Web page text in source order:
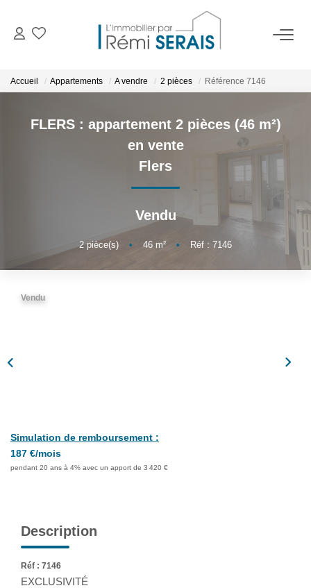
VENDRE
BIENS VENDUS
ADMINISTRATION DE BIENS
Gestion
Accueil Appartements A vendre 2 pièces Référence 7146
FLERS : appartement 2 pièces (46 m²)
en vente
Flers
Vendu
2pièce(s) • 46 m² • Réf : 7146
Vendu
Simulation de remboursement :
187 €/mois
pendant 20 ans à 4% avec un apport de 3 420 €
Description
Réf : 7146
EXCLUSIVITÉ